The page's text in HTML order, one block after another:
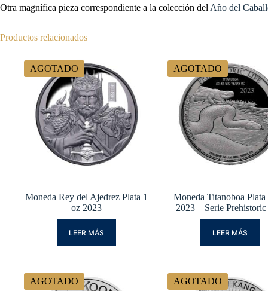
Otra magnífica pieza correspondiente a la colección del Año del
Productos relacionados
AGOTADO
Moneda Rey del Ajedrez Plata 1
oz 2023
LEER MÁS
AGOTADO
Moneda Titanoboa
2023 – Serie
LEER MÁS
AGOTADO AGOTADO